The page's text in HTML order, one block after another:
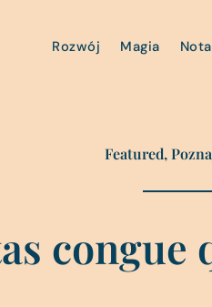
Rozwój Magia
Featured,